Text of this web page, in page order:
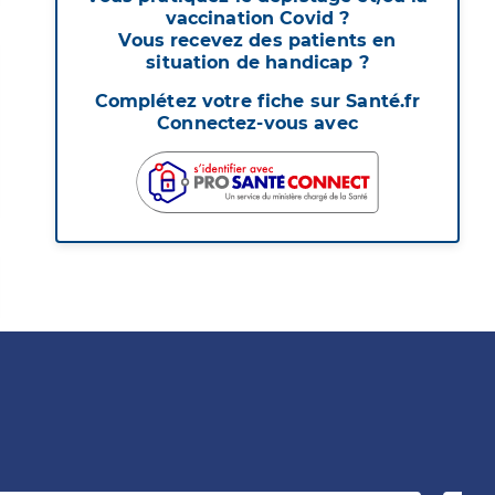
vaccination Covid ?
Vous recevez des patients en
situation de handicap ?
Complétez votre fiche sur Santé.fr
Connectez-vous avec